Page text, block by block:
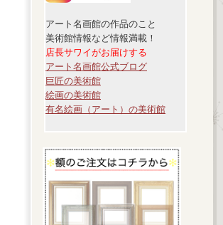
アート名画館の作品のこと
美術館情報など情報満載！
店長サワイがお届けする
アート名画館公式ブログ
巨匠の美術館
絵画の美術館
有名絵画（アート）の美術館